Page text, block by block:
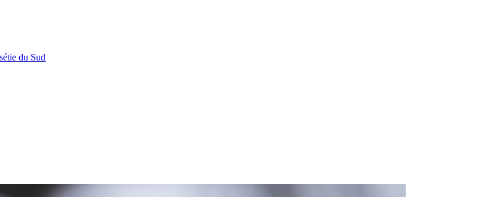
du Sud